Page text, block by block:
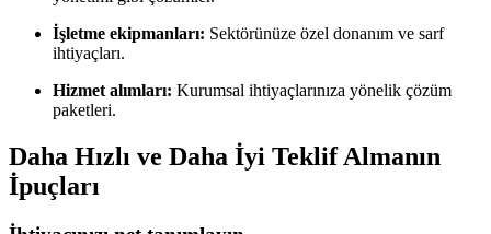
İşletme ekipmanları: Sektörünüze özel donanım ve sarf
ihtiyaçları.
Hizmet alımları: Kurumsal ihtiyaçlarınıza yönelik çözüm
paketleri.
Daha Hızlı ve Daha İyi Teklif Almanın
İpuçları